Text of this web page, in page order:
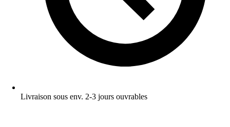
Livraison sous env. 2-3 jours ouvrables